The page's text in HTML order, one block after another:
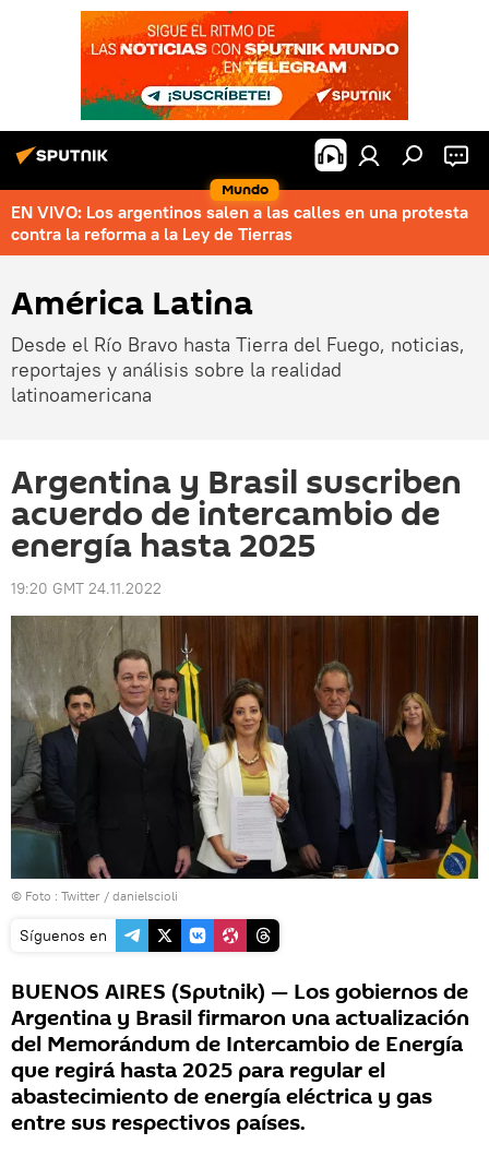
Mundo
EN VIVO: Los argentinos salen a las calles en una protesta
contra la reforma a la Ley de Tierras
América Latina
Desde el Río Bravo hasta Tierra del Fuego, noticias,
reportajes y análisis sobre la realidad
latinoamericana
Argentina y Brasil suscriben
acuerdo de intercambio de
energía hasta 2025
19:20 GMT 24.11.2022
© Foto : Twitter / danielscioli
Síguenos en
BUENOS AIRES (Sputnik) — Los gobiernos de
Argentina y Brasil firmaron una actualización
del Memorándum de Intercambio de Energía
que regirá hasta 2025 para regular el
abastecimiento de energía eléctrica y gas
entre sus respectivos países.